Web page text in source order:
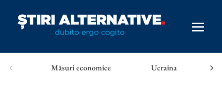
Măsuri economice Ucraina